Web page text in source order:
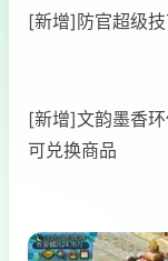
[新增]防官超级
[新增]文韵墨香
可兑换商品